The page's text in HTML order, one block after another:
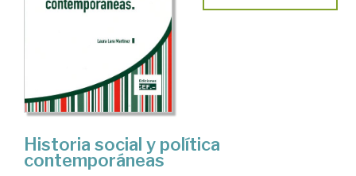
Historia social y política
contemporáneas